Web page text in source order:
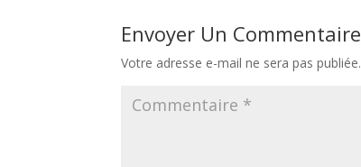
Envoyer Un Commentaire
Votre adresse e-mail ne sera pas publiée.